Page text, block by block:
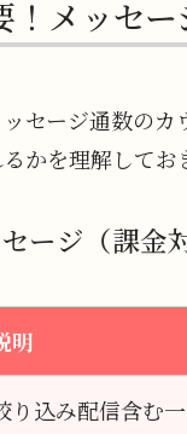
メッセ
セージ通数の
かを理解してお
ージ（課金
明
り込み配信含む